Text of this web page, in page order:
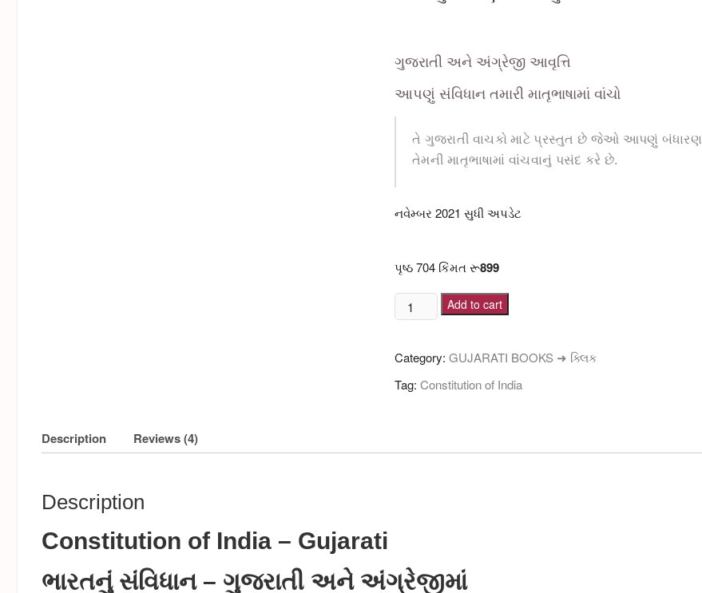
ગુજરાતી અને અંગ્રેજી આવૃત્તિ
આપણું સંવિધાન તમારી માતૃભાષામાં વાંચો
તે ગુજરાતીવાચકો માટે પ્રસ્તુત છે જેઓ આપણું બંધારણ
તેમની માતૃભાષામાં વાંચવાનું પસંદ કરે છે.
નવેમ્બર 2021 સુધી અપડેટ
પૃષ્ઠ 704 કિંમત રૂ899
ભારત
નું
-
ગુજરાતી
અને
quantity
Add to cart
Category: GUJARATI BOOKS ➜ ક્લિક
Tag: Constitution of India
Description Reviews (4)
Description
Constitution of India – Gujarati
ભારતનું સંવિધાન – ગુજરાતી અને અંગ્રેજીમાં